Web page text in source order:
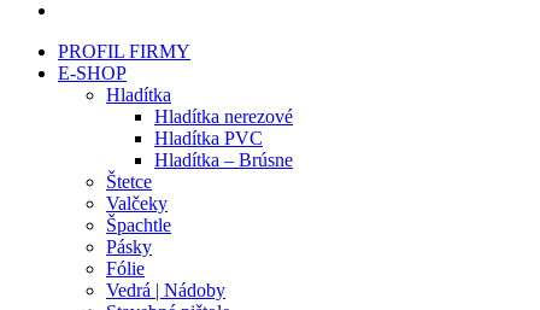
PROFIL FIRMY
E-SHOP
Hladítka
Hladítka nerezové
Hladítka PVC
Hladítka – Brúsne
Štetce
Valčeky
Špachtle
Pásky
Fólie
Vedrá | Nádoby